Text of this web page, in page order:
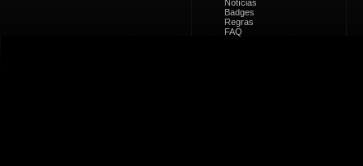
Notícias
Badges
Regras
FAQ